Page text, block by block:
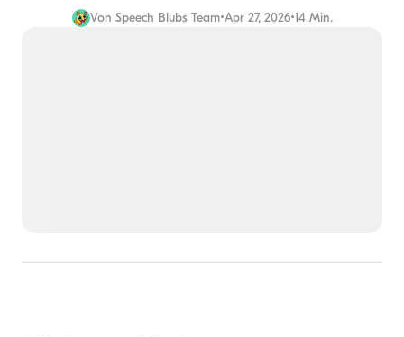
Von Speech Blubs Team•Apr 27, 2026•14 Min.